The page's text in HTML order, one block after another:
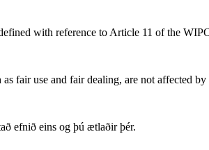
with reference to Article 11 of the
fair use and fair dealing, are not affected by
efnið eins og þú ætlaðir þér.